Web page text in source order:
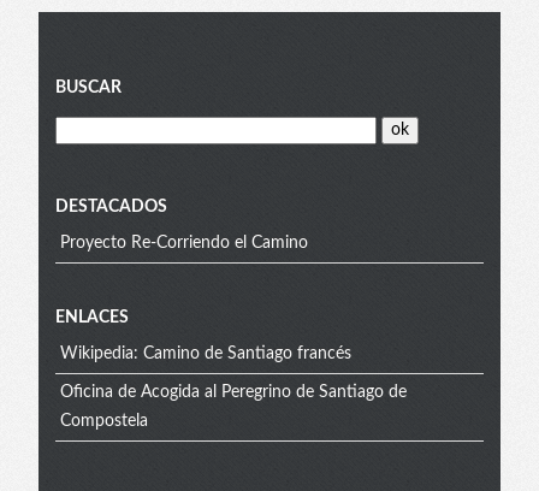
Blog
menu
BUSCAR
DESTACADOS
Proyecto Re-Corriendo el Camino
Extra
menu
ENLACES
Wikipedia: Camino de Santiago francés
Oficina de Acogida al Peregrino de Santiago de
Compostela